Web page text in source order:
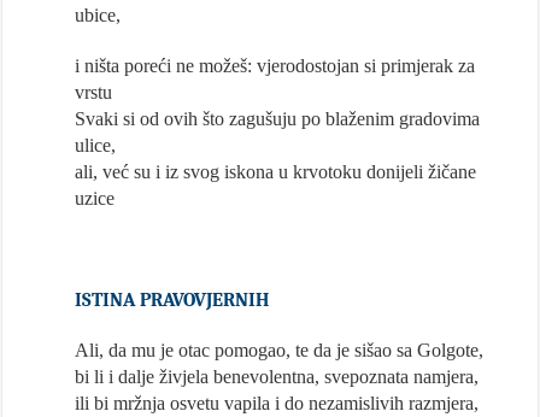
ubice,
i ništa poreći ne možeš: vjerodostojan si primjerak za
vrstu
Svaki si od ovih što zagušuju po blaženim gradovima
ulice,
ali, već su i iz svog iskona u krvotoku donijeli žičane
uzice
ISTINA PRAVOVJERNIH
Ali, da mu je otac pomogao, te da je sišao sa Golgote,
bi li i dalje živjela benevolentna, svepoznata namjera,
ili bi mržnja osvetu vapila i do nezamislivih razmjera,